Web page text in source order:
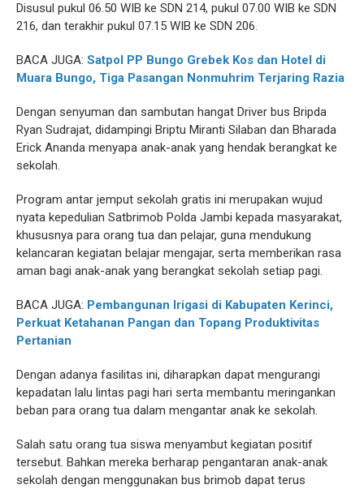
Disusul pukul 06.50 WIB ke SDN 214, pukul 07.00 WIB ke SDN
216, dan terakhir pukul 07.15 WIB ke SDN 206.
BACA JUGA: Satpol PP Bungo Grebek Kos dan Hotel di
Muara Bungo, Tiga Pasangan Nonmuhrim Terjaring Razia
Dengan senyuman dan sambutan hangat Driver bus Bripda
Ryan Sudrajat, didampingi Briptu Miranti Silaban dan Bharada
Erick Ananda menyapa anak-anak yang hendak berangkat ke
sekolah.
Program antar jemput sekolah gratis ini merupakan wujud
nyata kepedulian Satbrimob Polda Jambi kepada masyarakat,
khususnya para orang tua dan pelajar, guna mendukung
kelancaran kegiatan belajar mengajar, serta memberikan rasa
aman bagi anak-anak yang berangkat sekolah setiap pagi.
BACA JUGA: Pembangunan Irigasi di Kabupaten Kerinci,
Perkuat Ketahanan Pangan dan Topang Produktivitas
Pertanian
Dengan adanya fasilitas ini, diharapkan dapat mengurangi
kepadatan lalu lintas pagi hari serta membantu meringankan
beban para orang tua dalam mengantar anak ke sekolah.
Salah satu orang tua siswa menyambut kegiatan positif
tersebut. Bahkan mereka berharap pengantaran anak-anak
sekolah dengan menggunakan bus brimob dapat terus